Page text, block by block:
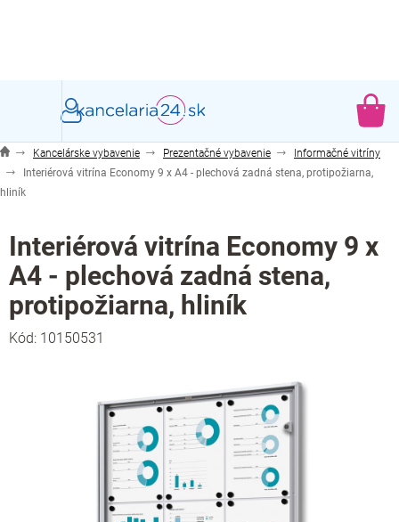
Kancelárske vybavenie Prezentačné vybavenie
Informačné vitríny
Interiérová vitrína Economy 9 x A4 - plechová zadná stena, protipožiarna,
hliník
Interiérová vitrína Economy 9 x
A4 - plechová zadná stena,
protipožiarna, hliník
Kód: 10150531